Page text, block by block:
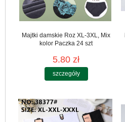
Majtki damskie Roz XL-3XL, Mix
kolor Paczka 24 szt
5.80 zł
szczegóły